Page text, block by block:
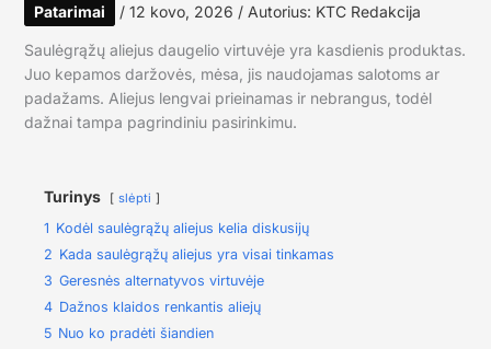
Patarimai / 12 kovo, 2026 / Autorius: KTC Redakcija
Saulėgrąžų aliejus daugelio virtuvėje yra kasdienis produktas.
Juo kepamos daržovės, mėsa, jis naudojamas salotoms ar
padažams. Aliejus lengvai prieinamas ir nebrangus, todėl
dažnai tampa pagrindiniu pasirinkimu.
Turinys slėpti
1 Kodėl saulėgrąžų aliejus kelia diskusijų
2 Kada saulėgrąžų aliejus yra visai tinkamas
3 Geresnės alternatyvos virtuvėje
4 Dažnos klaidos renkantis aliejų
5 Nuo ko pradėti šiandien